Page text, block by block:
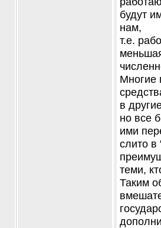
будут
нам,
т.е.
Многие
в
но все
ими
слито в
теми,
Таким